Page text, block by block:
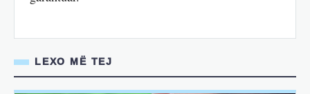
LEXO MË TEJ